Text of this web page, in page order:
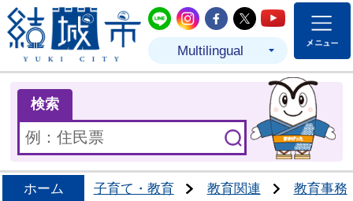
結城市公式LINE
結城市公式Instagram
結城市公式
結城市公式
結城市
Multilingual
検索
ホーム 子育て・教育 教育関連 教育事務